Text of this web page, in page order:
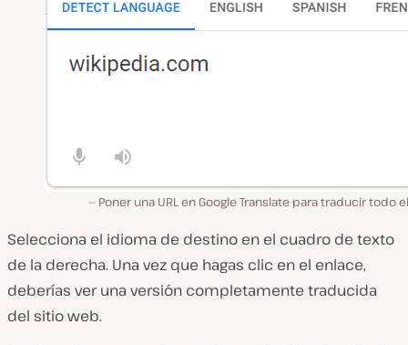
Poner una URL en Google Translate para traducir todo
Selecciona el idioma de destino en el cuadro de texto
de la derecha. Una vez que hagas clic en el enlace,
deberías ver una versión completamente traducida
del sitio web.